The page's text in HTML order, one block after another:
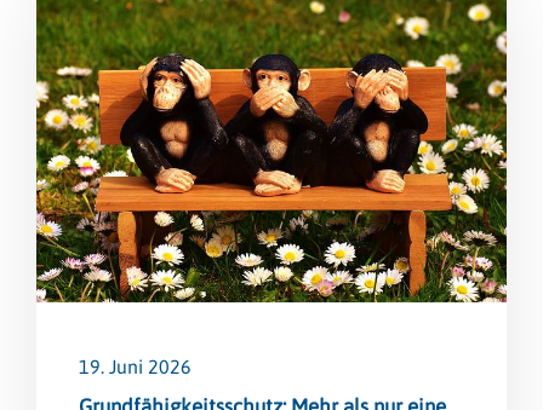
19. Juni 2026